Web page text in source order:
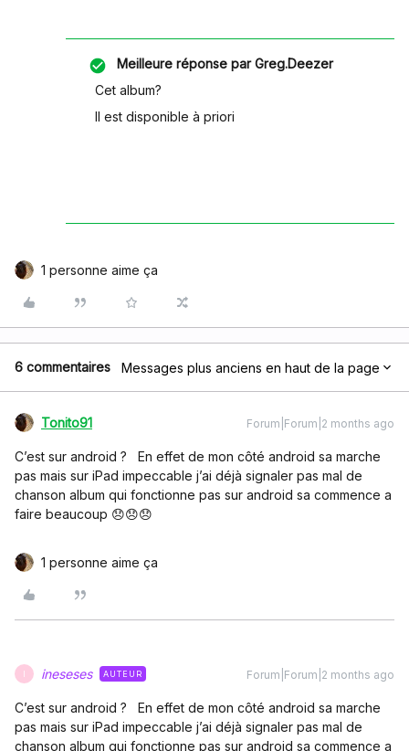
Meilleure réponse parGreg.Deezer
Cet album?
Il est disponible à priori
1 personne aime ça
6 commentaires Messages plus anciens en haut de la page
Tonito91 Forum|Forum|2 months ago
C’est sur android ? En effet de mon côté android sa marche
pas mais sur iPad impeccable j’ai déjà signaler pas mal de
chanson album qui fonctionne pas sur android sa commence a
faire beaucoup 😞😞😞
1 personne aime ça
ineseses AUTEUR Forum|Forum|2 months ago
C’est sur android ? En effet de mon côté android sa marche
pas mais sur iPad impeccable j’ai déjà signaler pas mal de
chanson album qui fonctionne pas sur android sa commence a